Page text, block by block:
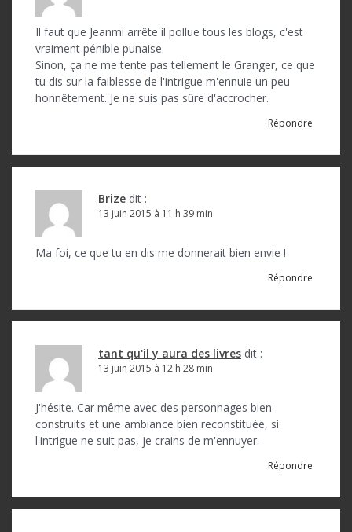
Il faut que Jeanmi arrête il pollue tous les blogs, c'est
vraiment pénible punaise.
Sinon, ça ne me tente pas tellement le Granger, ce que
tu dis sur la faiblesse de l'intrigue m'ennuie un peu
honnêtement. Je ne suis pas sûre d'accrocher.
Répondre
Brize dit :
13 juin 2015 à 11 h 39 min
Ma foi, ce que tu en dis me donnerait bien envie !
Répondre
tant qu'il y aura des livres dit :
13 juin 2015 à 12 h 28 min
J'hésite. Car même avec des personnages bien
construits et une ambiance bien reconstituée, si
l'intrigue ne suit pas, je crains de m'ennuyer.
Répondre